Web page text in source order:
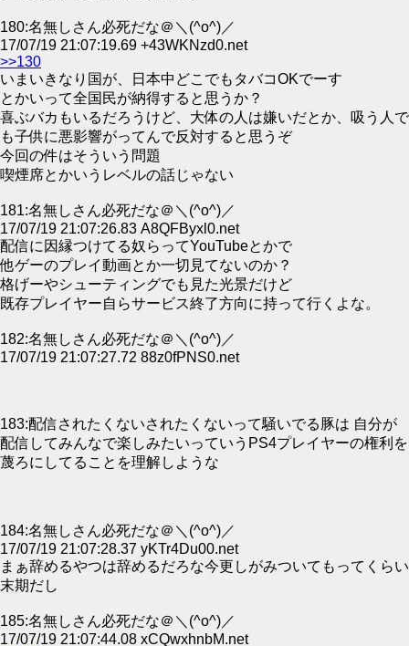
180:名無しさん必死だな＠＼(^o^)／
17/07/19 21:07:19.69 +43WKNzd0.net
>>130
いまいきなり国が、日本中どこでもタバコOKでーす
とかいって全国民が納得すると思うか？
喜ぶバカもいるだろうけど、大体の人は嫌いだとか、吸う人で
も子供に悪影響がってんで反対すると思うぞ
今回の件はそういう問題
喫煙席とかいうレベルの話じゃない
181:名無しさん必死だな＠＼(^o^)／
17/07/19 21:07:26.83 A8QFByxl0.net
配信に因縁つけてる奴らってYouTubeとかで
他ゲーのプレイ動画とか一切見てないのか？
格げーやシューティングでも見た光景だけど
既存プレイヤー自らサービス終了方向に持って行くよな。
182:名無しさん必死だな＠＼(^o^)／
17/07/19 21:07:27.72 88z0fPNS0.net
183:配信されたくないされたくないって騒いでる豚は 自分が
配信してみんなで楽しみたいっていうPS4プレイヤーの権利を
蔑ろにしてることを理解しような
184:名無しさん必死だな＠＼(^o^)／
17/07/19 21:07:28.37 yKTr4Du00.net
まぁ辞めるやつは辞めるだろな今更しがみついてもってくらい
末期だし
185:名無しさん必死だな＠＼(^o^)／
17/07/19 21:07:44.08 xCQwxhnbM.net